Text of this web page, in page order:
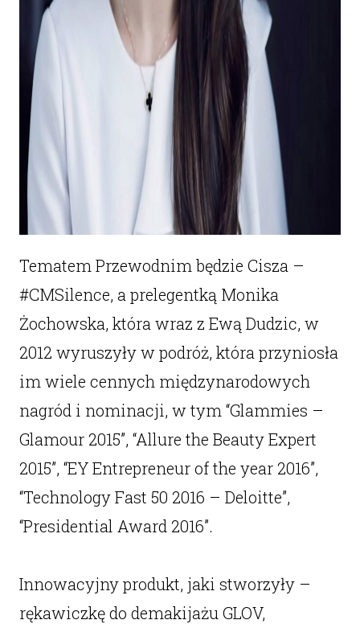
Tematem Przewodnim będzie Cisza –
#CMSilence, a prelegentką Monika
Żochowska, która wraz z Ewą Dudzic, w
2012 wyruszyły w podróż, która przyniosła
im wiele cennych międzynarodowych
nagród i nominacji, w tym “Glammies –
Glamour 2015”, “Allure the Beauty Expert
2015”, “EY Entrepreneur of the year 2016”,
“Technology Fast 50 2016 – Deloitte”,
“Presidential Award 2016”.
Innowacyjny produkt, jaki stworzyły –
rękawiczkę do demakijażu GLOV,